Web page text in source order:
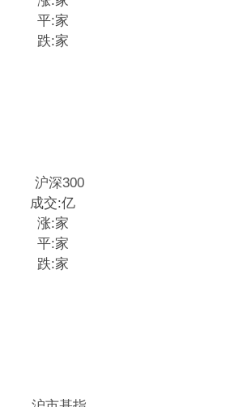
平:家
跌:家
成交:亿
涨:家
平:家
跌:家